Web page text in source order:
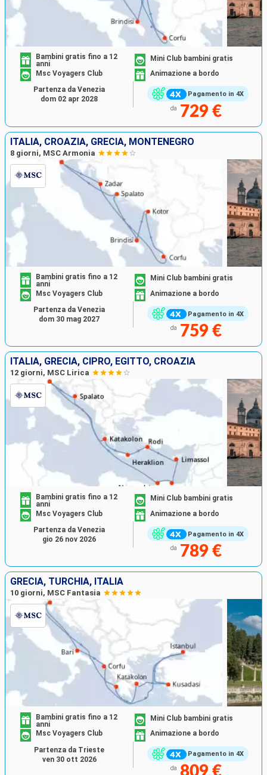
Pagamento in 4X
Bambini gratis fino a 12
anni
Mini Club bambini gratis
Msc Voyagers Club
Animazione a bordo
da 729 €
Partenza da Venezia
dom 02 apr 2028
ITALIA, CROAZIA, GRECIA, MONTENEGRO
8 giorni, MSC Armonia
Pagamento in 4X
Bambini gratis fino a 12
anni
Mini Club bambini gratis
Msc Voyagers Club
Animazione a bordo
da 759 €
Partenza da Venezia
dom 30 mag 2027
ITALIA, GRECIA, CIPRO, EGITTO, CROAZIA
12 giorni, MSC Lirica
Pagamento in 4X
Bambini gratis fino a 12
anni
Mini Club bambini gratis
Msc Voyagers Club
Animazione a bordo
da 789 €
Partenza da Venezia
gio 26 nov 2026
GRECIA, TURCHIA, ITALIA
10 giorni, MSC Fantasia
Pagamento in 4X
Bambini gratis fino a 12
anni
Mini Club bambini gratis
Msc Voyagers Club
Animazione a bordo
da 809 €
Partenza da Trieste
ven 30 ott 2026